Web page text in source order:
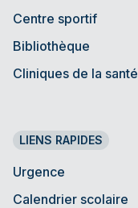
Centre sportif
Bibliothèque
Cliniques de la santé
LIENS RAPIDES
Urgence
Calendrier scolaire